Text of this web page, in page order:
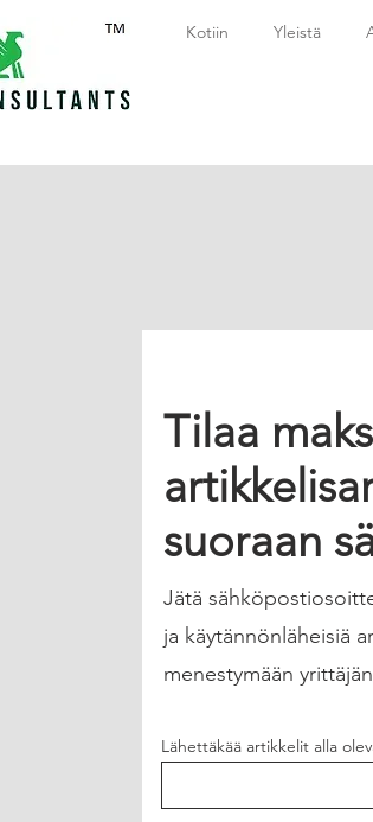
Kotiin Yleistä
Tilaa
suoraan
Jätä
ja käytännönläheisiä
menestymään
Lähettäkää artikkelit alla